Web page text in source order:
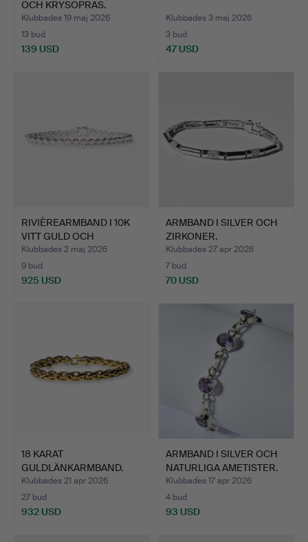
OCH KRYSOPRAS.
Klubbades 19 maj 2026
13 bud
139 USD
Klubbades 3 maj 2026
3 bud
47 USD
RIVIÈREARMBAND I 10K
VITT GULD OCH
DIAMANT…
Klubbades 2 maj 2026
9 bud
925 USD
ARMBAND I SILVER OCH
ZIRKONER.
Klubbades 27 apr 2026
7 bud
70 USD
18 KARAT
GULDLÄNKARMBAND.
Klubbades 21 apr 2026
27 bud
932 USD
ARMBAND I SILVER OCH
NATURLIGA AMETISTER.
Klubbades 17 apr 2026
4 bud
93 USD